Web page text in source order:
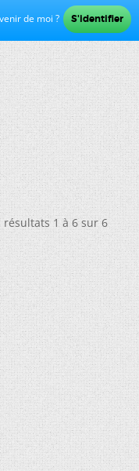
de moi ?
résultats 1 à 6 sur 6